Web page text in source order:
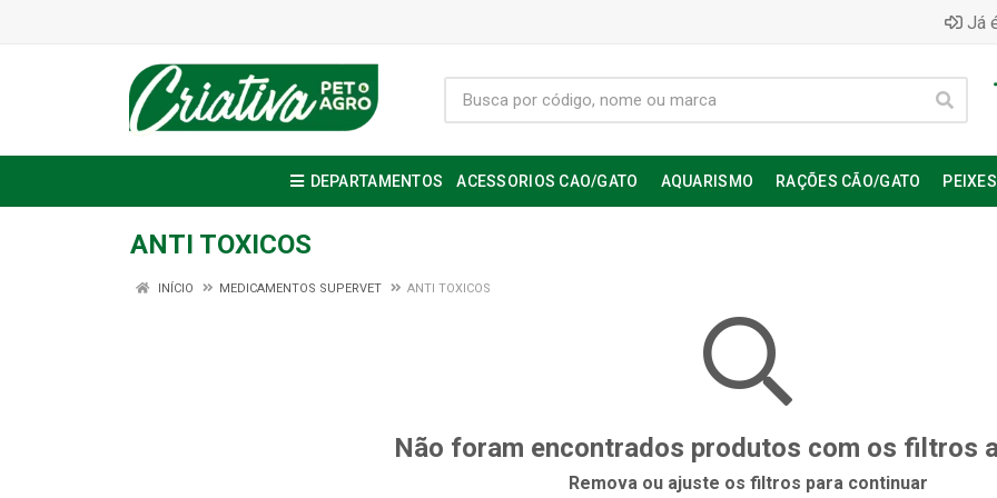
Já
DEPARTAMENTOS ACESSORIOS CAO/GATO AQUARISMO RAÇÕES CÃO/GATO PEIXES
ANTI TOXICOS
INÍCIO MEDICAMENTOS SUPERVET ANTI TOXICOS
Não foram encontrados produtos com os filtros
Remova ou ajuste os filtros para continuar